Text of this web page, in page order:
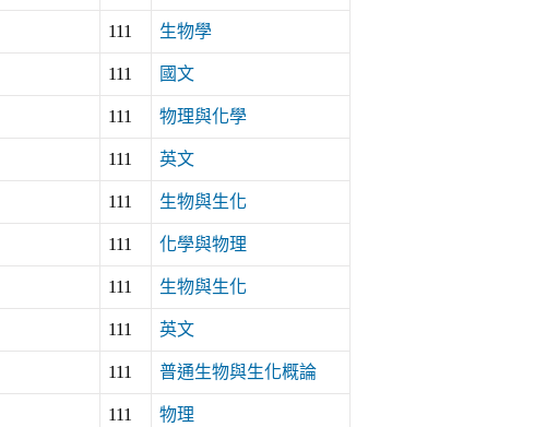
111 生物學
111 國文
111 物理與化學
111 英文
111 生物與生化
111 化學與物理
111 生物與生化
111 英文
111 普通生物與生化概論
111 物理